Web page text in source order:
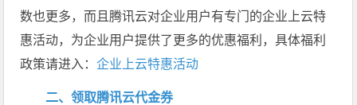
数也更多，而且腾讯云对企业用户有专门的企业上云特
惠活动，为企业用户提供了更多的优惠福利，具体福利
政策请进入：企业上云特惠活动
二、领取腾讯云代金券